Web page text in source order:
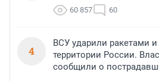
60 857 60
4
ВСУ ударили ракетами
территории России.
сообщили о